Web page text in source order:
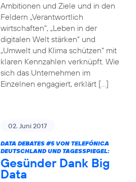
Ambitionen und Ziele und in den
Feldern „Verantwortlich
wirtschaften“, „Leben in der
digitalen Welt stärken“ und
„Umwelt und Klima schützen“ mit
klaren Kennzahlen verknüpft. Wie
sich das Unternehmen im
Einzelnen engagiert, erklärt […]
02. Juni 2017
DATA DEBATES #5VON TELEFÓNICA
DEUTSCHLAND UND TAGESSPIEGEL:
Gesünder Dank Big
Data